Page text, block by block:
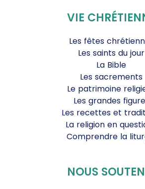
VIE
Les fêtes
Les saints du jour
La Bible
Les sacrements
Le patrimoine
Les grandes
Les recettes et
La religion en
Comprendre la
NOUS